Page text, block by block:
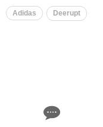
Adidas Deerupt